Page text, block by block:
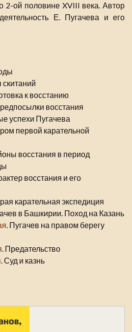
2-ой половине XVIII века. Автор
Е. Пугачева и его
скитаний
к восстанию
восстания
успехи Пугачева
первой карательной
восстания в период
восстания и его
карательная экспедиция
в Башкирии. Поход на Казань
. Пугачев на правом берегу
. Предательство
. Суд и казнь